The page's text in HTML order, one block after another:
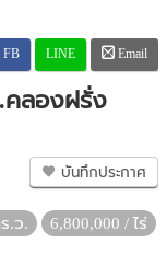
FB LINE Email
คลองฝรั่ง
บันทึกประกาศ
.ว.
6,800,000 / ไร่